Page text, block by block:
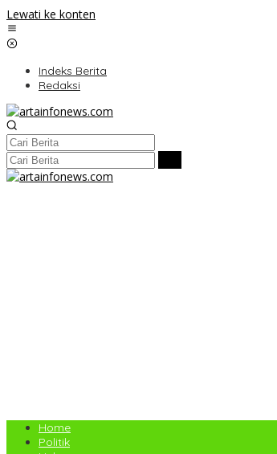
Lewati ke konten
Indeks Berita
Redaksi
Home
Politik